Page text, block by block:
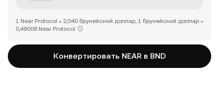
1 Near Protocol = 2,040 брунейский доллар, 1 брунейский доллар =
0,49008 Near Protocol
Конвертировать NEAR в BND